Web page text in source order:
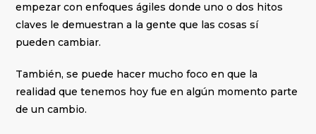
empezar con enfoques ágiles donde uno o dos hitos
claves le demuestran a la gente que las cosas sí
pueden cambiar.
También, se puede hacer mucho foco en que la
realidad que tenemos hoy fue en algún momento parte
de un cambio.